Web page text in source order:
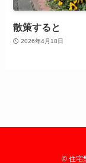
散策すると
2026年4月18日
© 住宅